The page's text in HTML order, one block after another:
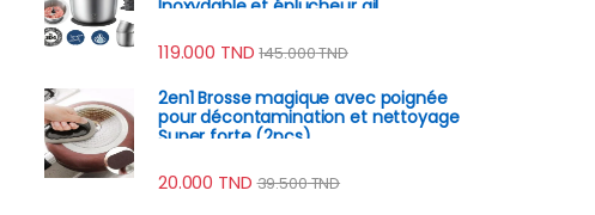
Inoxydable et éplucheur ail
119.000 TND 145.000TND
2en1 Brosse magique avec poignée
pour décontamination et nettoyage
Super forte (2pcs)
20.000 TND 39.500TND